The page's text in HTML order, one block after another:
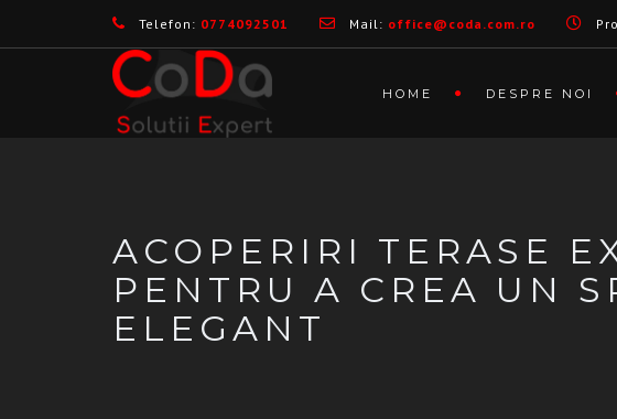
Telefon: 0774092501 Mail: office@coda.com.ro
HOME DESPRE NOI
ACOPERIRI TERASE
PENTRU A CREA UN
ELEGANT